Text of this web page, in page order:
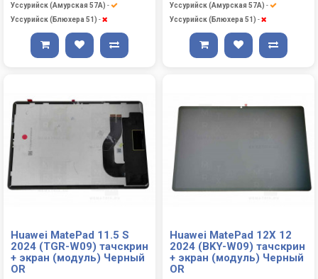
Уссурийск (Амурская 57А) -
Уссурийск (Блюхера 51) -
Уссурийск (Амурская 57А) -
Уссурийск (Блюхера 51) -
Huawei MatePad 11.5 S
2024 (TGR-W09) тачскрин
+ экран (модуль) Черный
OR
Huawei MatePad 12X 12
2024 (BKY-W09) тачскрин
+ экран (модуль) Черный
OR